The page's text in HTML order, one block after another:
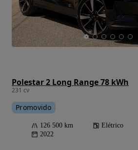
Polestar 2 Long Range 78 kWh
231 cv
Promovido
126 500 km Elétrico
2022